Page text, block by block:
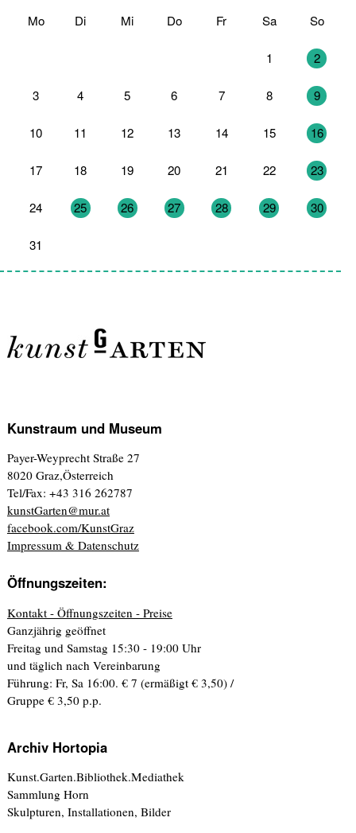
Mo Di Mi Do Fr Sa So
1 2
3 4 5 6 7 8 9
10 11 12 13 14 15 16
17 18 19 20 21 22 23
24 25 26 27 28 29 30
31
Kunstraum und Museum
Payer-Weyprecht Straße 27
8020 Graz,Österreich
Tel/Fax: +43 316 262787
kunstGarten@mur.at
facebook.com/KunstGraz
Impressum & Datenschutz
Öffnungszeiten:
Kontakt - Öffnungszeiten - Preise
Ganzjährig geöffnet
Freitag und Samstag 15:30 - 19:00 Uhr
und täglich nach Vereinbarung
Führung: Fr, Sa 16:00. € 7 (ermäßigt € 3,50) /
Gruppe € 3,50 p.p.
Archiv Hortopia
Kunst.Garten.Bibliothek.Mediathek
Sammlung Horn
Skulpturen, Installationen, Bilder